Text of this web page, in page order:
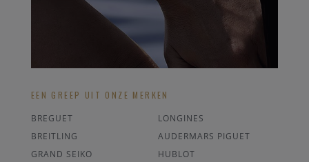
EEN GREEP UIT ONZE MERKEN
BREGUET
LONGINES
BREITLING
AUDERMARS PIGUET
GRAND SEIKO
HUBLOT